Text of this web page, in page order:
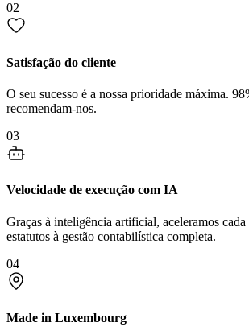
02
Satisfação do cliente
O seu sucesso é a nossa prioridade máxima.
recomendam-nos.
03
Velocidade de execução com IA
Graças à inteligência artificial, aceleramos cada
estatutos à gestão contabilística completa.
04
Made in Luxembourg